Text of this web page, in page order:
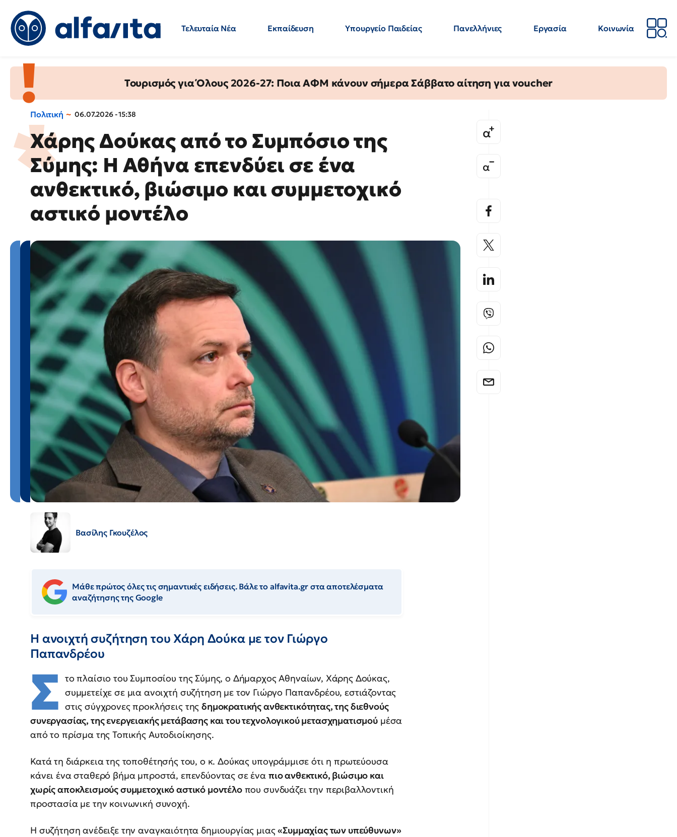
Τελευταία Νέα Εκπαίδευση Υπουργείο Παιδείας Πανελλήνιες Εργασία
Κοινωνία
Τουρισμός για Όλους 2026-27: Ποια ΑΦΜ κάνουν σήμερα Σάββατο αίτηση για voucher
Πολιτική 06.07.2026 - 15:38
Χάρης Δούκας από το Συμπόσιο της
Σύμης: Η Αθήνα επενδύει σε ένα
ανθεκτικό, βιώσιμο και συμμετοχικό
αστικό μοντέλο
Βασίλης Γκουζέλος
Μάθε πρώτος όλες τις σημαντικές ειδήσεις. Βάλε το alfavita.gr στα αποτελέσματα
αναζήτησης της Google
Η ανοιχτή συζήτηση του Χάρη Δούκα με τον Γιώργο
Παπανδρέου
Σ το πλαίσιο του Συμποσίου της Σύμης, ο Δήμαρχος Αθηναίων, Χάρης Δούκας,
συμμετείχε σε μια ανοιχτή συζήτηση με τον Γιώργο Παπανδρέου, εστιάζοντας
στις σύγχρονες προκλήσεις τηςδημοκρατικής ανθεκτικότητας, της διεθνούς
συνεργασίας, της ενεργειακής μετάβασης και του τεχνολογικού μετασχηματισμού μέσα
από το πρίσμα της Τοπικής Αυτοδιοίκησης.
Κατά τη διάρκεια της τοποθέτησής του, ο κ. Δούκας υπογράμμισε ότι η πρωτεύουσα
κάνει ένα σταθερό βήμα μπροστά, επενδύοντας σε ένα πιο ανθεκτικό, βιώσιμο και
χωρίς αποκλεισμούς συμμετοχικό αστικό μοντέλοπου συνδυάζει την περιβαλλοντική
προστασία με την κοινωνική συνοχή.
Η συζήτηση ανέδειξε την αναγκαιότητα δημιουργίας μιας«Συμμαχίας των υπεύθυνων»